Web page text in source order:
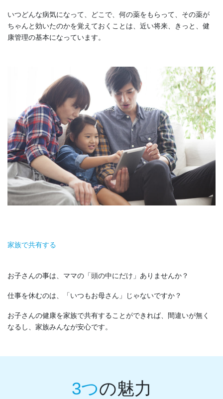
いつどんな病気になって、どこで、何の薬をもらって、その薬が
ちゃんと効いたのかを覚えておくことは、近い将来、きっと、健
康管理の基本になっています。
家族で共有する
お子さんの事は、ママの「頭の中にだけ」ありませんか？
仕事を休むのは、「いつもお母さん」じゃないですか？
お子さんの健康を家族で共有することができれば、間違いが無く
なるし、家族みんなが安心です。
3つの魅力